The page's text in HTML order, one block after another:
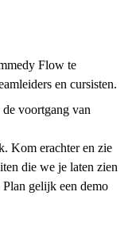
Flow te
en cursisten.
voortgang van
Kom erachter en zie
die we je laten zien
gelijk een demo